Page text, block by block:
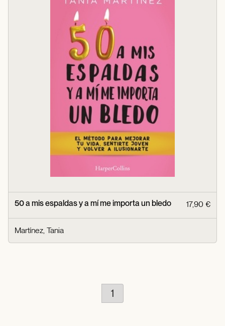
50 a mis espaldas y a mí me importa un bledo 17,90 €
Martínez, Tania
1